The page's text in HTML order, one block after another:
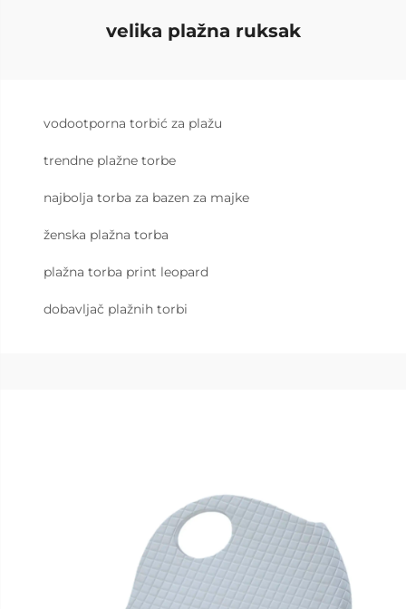
velika plažna ruksak
vodootporna torbić za plažu
trendne plažne torbe
najbolja torba za bazen za majke
ženska plažna torba
plažna torba print leopard
dobavljač plažnih torbi